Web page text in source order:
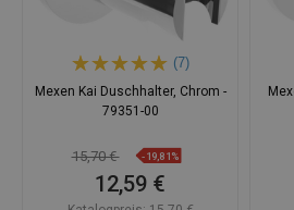
(7)
Mexen Kai Duschhalter, Chrom -
79351-00
15,70 € -19,81%
12,59 €